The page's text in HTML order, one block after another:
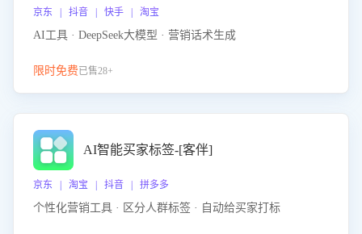
京东 | 抖音 | 快手 | 淘宝
AI工具 · DeepSeek大模型 · 营销话术生成
限时免费已售28+
AI智能买家标签-[客伴]
京东 | 淘宝 | 抖音 | 拼多多
个性化营销工具 · 区分人群标签 · 自动给买家打标